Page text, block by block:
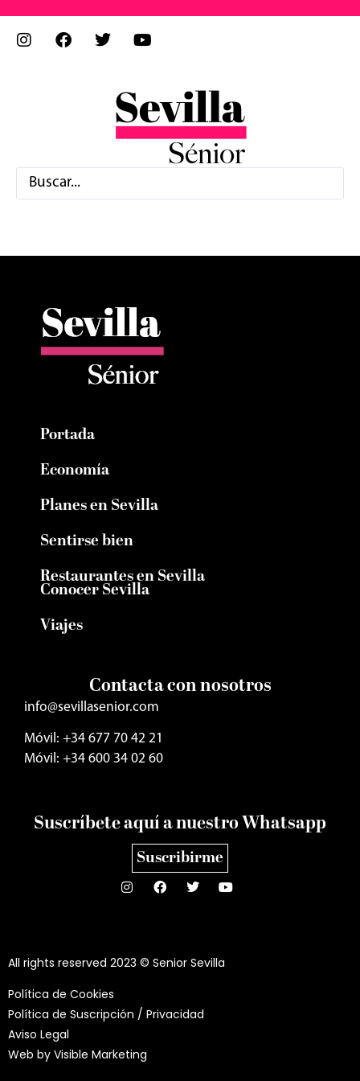
Portada
Economía
Planes en Sevilla
Sentirse bien
Restaurantes en Sevilla
Conocer Sevilla
Viajes
Contacta con nosotros
info@sevillasenior.com
Móvil: +34 677 70 42 21
Móvil: +34 600 34 02 60
Suscríbete aquí a nuestro Whatsapp
Suscribirme
All rights reserved 2023 © Senior Sevilla
Política de Cookies
Política de Suscripción / Privacidad
Aviso Legal
Web by Visible Marketing